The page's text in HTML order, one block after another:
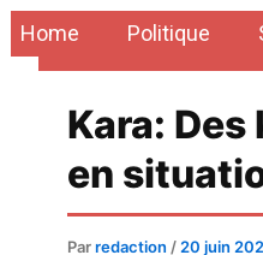
Home Politique
Kara:
en
Parredaction / 20 juin